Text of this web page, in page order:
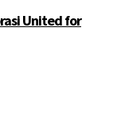
United for